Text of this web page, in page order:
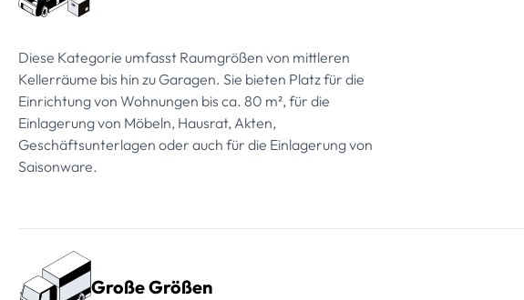
Diese Kategorie umfasst Raumgrößen von mittleren
Kellerräume bis hin zu Garagen. Sie bieten Platz für die
Einrichtung von Wohnungen bis ca. 80 m², für die
Einlagerung von Möbeln, Hausrat, Akten,
Geschäftsunterlagen oder auch für die Einlagerung von
Saisonware.
Große Größen